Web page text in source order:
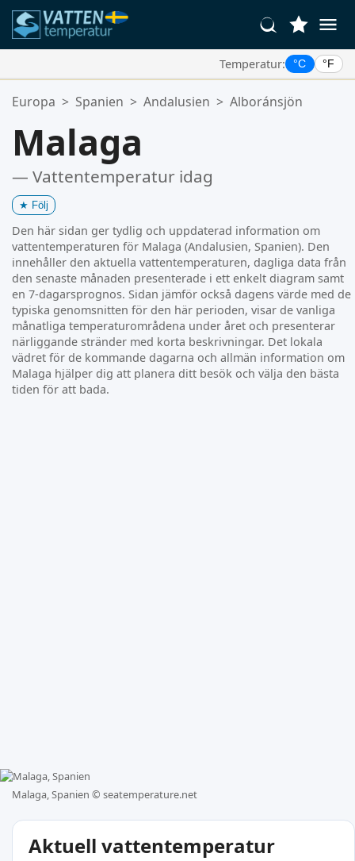
Temperatur: °C °F
Dina Favoritplatser:
Europa > Spanien > Andalusien > Alboránsjön
Malaga
— Vattentemperatur idag
★ Följ
Den här sidan ger tydlig och uppdaterad information om
vattentemperaturen för Malaga (Andalusien, Spanien). Den
innehåller den aktuella vattentemperaturen, dagliga data från
den senaste månaden presenterade i ett enkelt diagram samt
en 7-dagarsprognos. Sidan jämför också dagens värde med de
typiska genomsnitten för den här perioden, visar de vanliga
månatliga temperaturområdena under året och presenterar
närliggande stränder med korta beskrivningar. Det lokala
vädret för de kommande dagarna och allmän information om
Malaga hjälper dig att planera ditt besök och välja den bästa
tiden för att bada.
Malaga, Spanien © seatemperature.net
Aktuell vattentemperatur